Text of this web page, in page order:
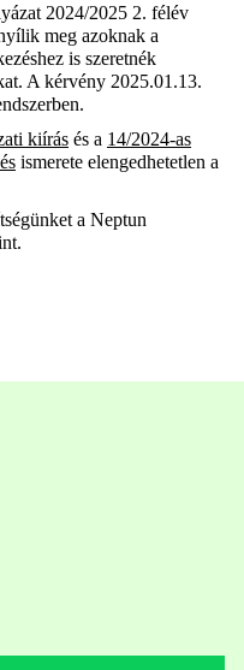
2024/2025 2. félév
meg azoknak a
is szeretnék
. A kérvény 2025.01.13.
kiírás és a 14/2024-as
ismerete elengedhetetlen a
a Neptun